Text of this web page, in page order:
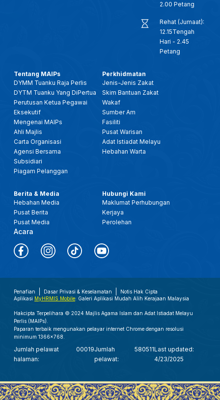
2.00 Petang
Rehat (Jumaat):
12.15Tengah
Hari - 2.45
Petang
Tentang MAIPs
DYMM Tuanku Raja Perlis
DYTM Tuanku Yang DiPertua
Perutusan Ketua Pegawai
Eksekutif
Mengenai MAIPs
Ahli Majlis
Carta Organisasi
Agensi Bersama
Subsidiari
Piagam Pelanggan
Perkhidmatan
Jenis-Jenis Zakat
Skim Bantuan Zakat
Wakaf
Sumber Am
Fasiliti
Pusat Warisan
Adat Istiadat Melayu
Hebahan Warta
Berita & Media
Hebahan Media
Pusat Berita
Pusat Media
Acara
Hubungi Kami
Maklumat Perhubungan
Kerjaya
Perolehan
Penafian Dasar Privasi & Keselamatan
Notis Hak Cipta
Aplikasi MyHRMIS Mobile: Galeri Aplikasi Mudah Alih Kerajaan Malaysia
Hakcipta Terpelihara © 2024 Majlis Agama Islam dan Adat Istiadat Melayu
Perlis (MAIPs).
Paparan terbaik mengunakan pelayar internet Chrome dengan resolusi
minimum 1366x768.
Jumlah pelawat
halaman:
00019Jumlah
pelawat:
580511Last updated:
4/23/2025